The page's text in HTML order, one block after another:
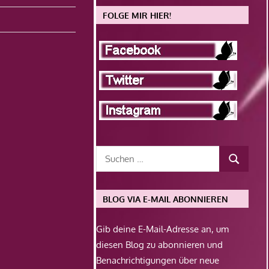
FOLGE MIR HIER!
BLOG VIA E-MAIL ABONNIEREN
Gib deine E-Mail-Adresse an, um
diesen Blog zu abonnieren und
Benachrichtigungen über neue